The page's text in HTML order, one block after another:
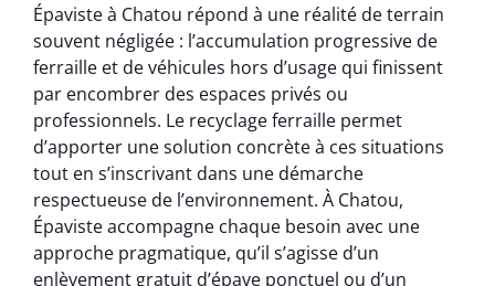
Épaviste à Chatou répond à une réalité de terrain
souvent négligée : l’accumulation progressive de
ferraille et de véhicules hors d’usage qui finissent
par encombrer des espaces privés ou
professionnels. Le recyclage ferraille permet
d’apporter une solution concrète à ces situations
tout en s’inscrivant dans une démarche
respectueuse de l’environnement. À Chatou,
Épaviste accompagne chaque besoin avec une
approche pragmatique, qu’il s’agisse d’un
enlèvement gratuit d’épave ponctuel ou d’un